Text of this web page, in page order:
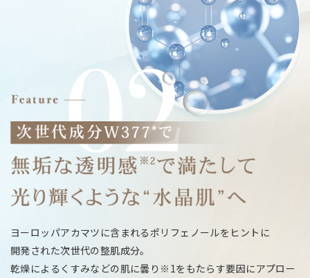
ヨーロッパアカマツに含まれるポリフェノールをヒントに
開発された次世代の整肌成分。
乾燥によるくすみなどの肌に曇り※1をもたらす要因にアプロー